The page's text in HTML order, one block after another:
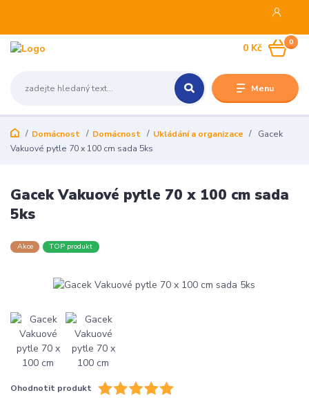
Menu
0
0 Kč
Domácnost Domácnost Ukládání a organizace
Gacek
Vakuové pytle 70 x 100 cm sada 5ks
Gacek Vakuové pytle 70 x 100 cm sada
5ks
Akce TOP produkt
Ohodnotit produkt